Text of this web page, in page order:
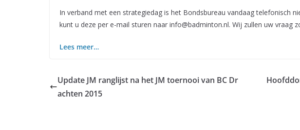
In verband met een strategiedag is het Bondsbureau vandaag telefonisch
kunt u deze per e-mail sturen naar info@badminton.nl. Wij zullen uw vraag
Lees meer…
Update JM ranglijst na het JM toernooi van BC Dr
achten 2015